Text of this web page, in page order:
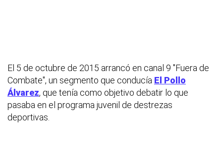
El 5 de octubre de 2015 arrancó en canal 9 "Fuera de
Combate", un segmento que conducía El Pollo
Álvarez, que tenía como objetivo debatir lo que
pasaba en el programa juvenil de destrezas
deportivas.